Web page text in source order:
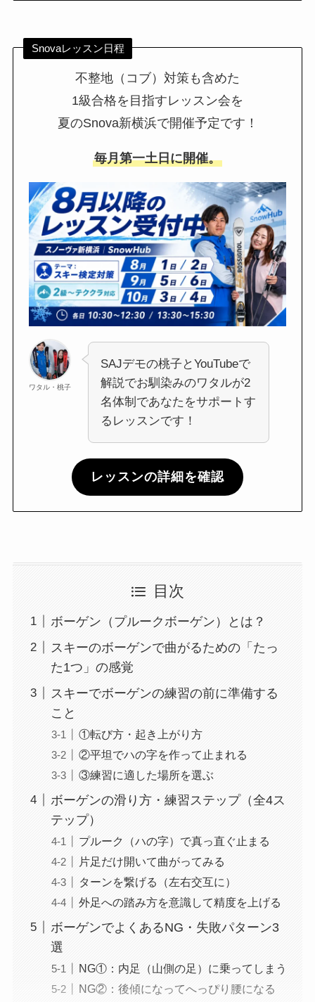
Snovaレッスン日程
不整地（コブ）対策も含めた
1級合格を目指すレッスン会を
夏のSnova新横浜で開催予定です！
毎月第一土日に開催。
ワタル・桃子
SAJデモの桃子とYouTubeで
解説でお馴染みのワタルが2
名体制であなたをサポートす
るレッスンです！
レッスンの詳細を確認
目次
ボーゲン（プルークボーゲン）とは？
スキーのボーゲンで曲がるための「たっ
た1つ」の感覚
スキーでボーゲンの練習の前に準備する
こと
①転び方・起き上がり方
②平坦でハの字を作って止まれる
③練習に適した場所を選ぶ
ボーゲンの滑り方・練習ステップ（全4ス
テップ）
プルーク（ハの字）で真っ直ぐ止まる
片足だけ開いて曲がってみる
ターンを繋げる（左右交互に）
外足への踏み方を意識して精度を上げる
ボーゲンでよくあるNG・失敗パターン3
選
NG①：内足（山側の足）に乗ってしまう
NG②：後傾になってへっぴり腰になる